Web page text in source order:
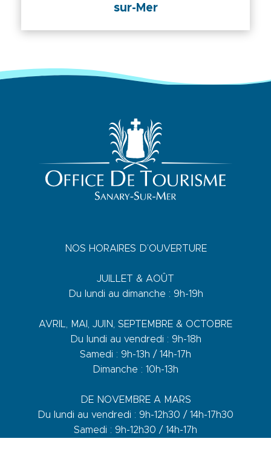
sur-Mer
NOS HORAIRES D’OUVERTURE
JUILLET & AOÛT
Du lundi au dimanche : 9h-19h
AVRIL, MAI, JUIN, SEPTEMBRE & OCTOBRE
Du lundi au vendredi : 9h-18h
Samedi : 9h-13h / 14h-17h
Dimanche : 10h-13h
DE NOVEMBRE A MARS
Du lundi au vendredi : 9h-12h30 / 14h-17h30
Samedi : 9h-12h30 / 14h-17h